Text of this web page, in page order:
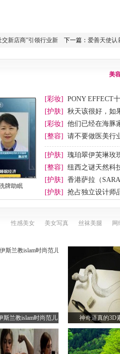
新店商”引领行业新 下一篇： 爱善天使认
美
牌助眠
[彩妆]
PONY EFFECT
节妆
[护肤]
秋天该很好，如
[彩妆]
他们已经在海豚
[整容]
请不要做医美行
[护肤]
瑰珀翠伊芙琳玫
[整容]
纽西之谜天然科
[护肤]
香港萨拉（
[护肤]
抢占独立设计师
性感美女 美女写真 丝袜美腿 网
斯兰教islam时尚范儿 神奇逼真的3D